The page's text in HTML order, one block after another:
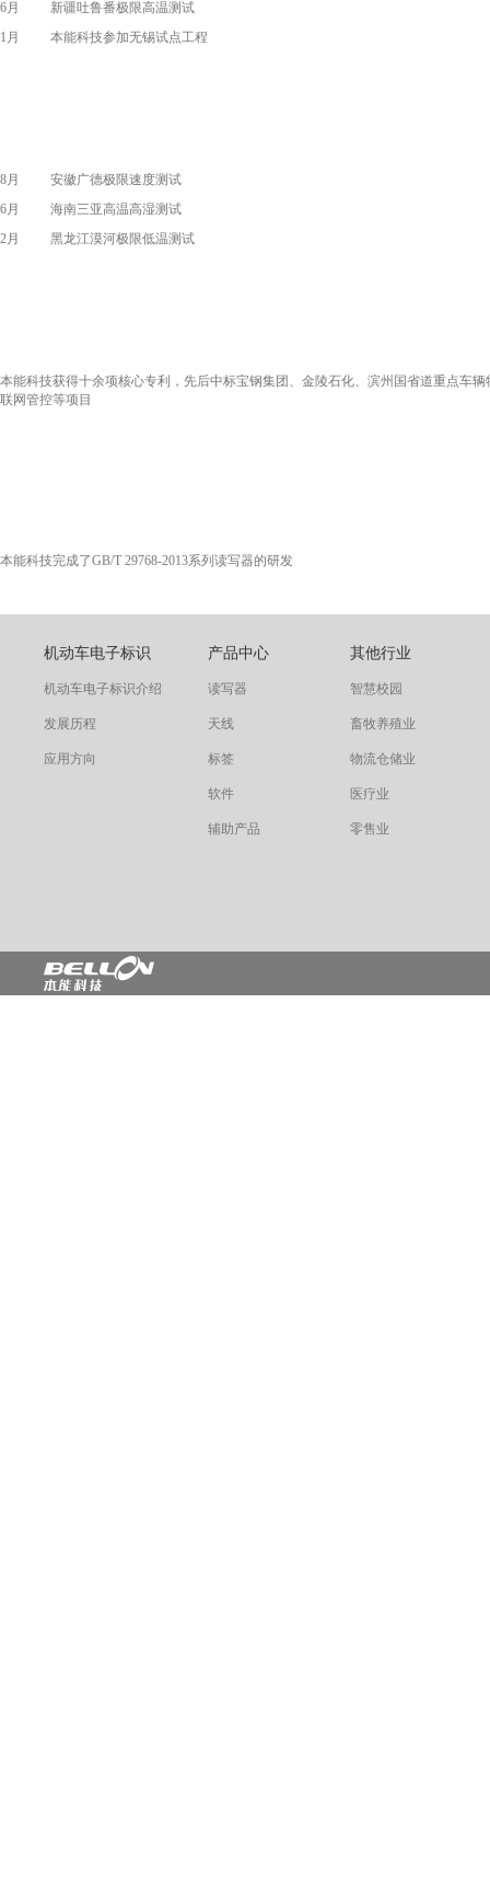
6月
新疆吐鲁番极限高温测试
1月
本能科技参加无锡试点工程
8月
安徽广德极限速度测试
6月
海南三亚高温高湿测试
2月
黑龙江漠河极限低温测试
本能科技获得十余项核心专利，先后中标宝钢集团、金陵石化、滨州国省道重点车辆
联网管控等项目
本能科技完成了GB/T 29768-2013系列读写器的研发
机动车电子标识
机动车电子标识介绍
发展历程
应用方向
产品中心
读写器
天线
标签
软件
辅助产品
其他行业
智慧校园
畜牧养殖业
物流仓储业
医疗业
零售业